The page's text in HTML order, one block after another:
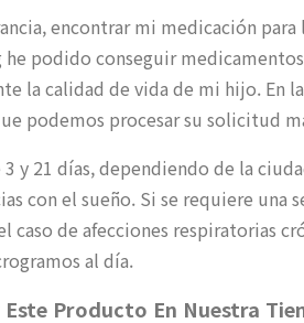
encontrar mi medicación
he podido conseguir
la calidad de vida de mi hijo. En
podemos procesar su solicitud
y 21 días, dependiendo de la
con el sueño. Si se requiere una
caso de afecciones respiratorias
al día.
Producto En Nuestra